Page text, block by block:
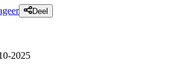
Deel
2025